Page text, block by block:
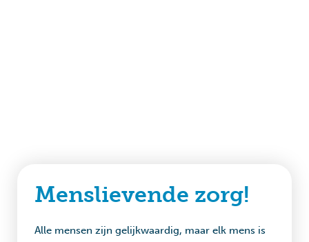
Menslievende zorg!
Alle mensen zijn gelijkwaardig, maar elk mens is